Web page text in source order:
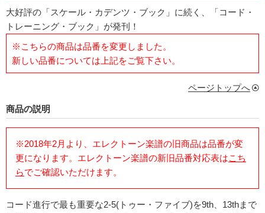
大好評の「スケール・カデンツ・ブック」に続く、「コード・
トレーニング・ブック」が発刊！
※こちらの商品は品番を変更しました。
新しい品番については上記をご覧下さい。
ページトップへ
商品の説明
※2018年2月より、エレクトーン楽譜の旧商品は品番が変
更になります。エレクトーン楽譜の新旧品番対応表はこち
らでご確認いただけます。
コード進行で最も重要な2-5(トゥー・ファイブ)を9th、13thまで